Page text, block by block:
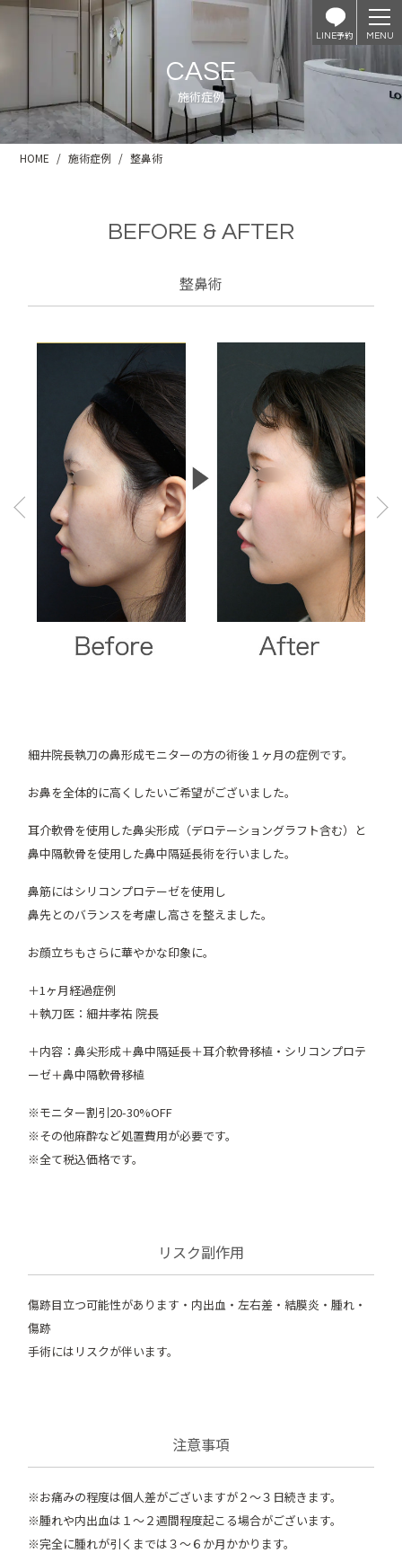
LINE予約
CASE
施術症例
HOME 施術症例 整鼻術
BEFORE & AFTER
整鼻術
Pre
vio
Ne
xt
細井院長執刀の鼻形成モニターの方の術後１ヶ月の症例です。
お鼻を全体的に高くしたいご希望がございました。
耳介軟骨を使用した鼻尖形成（デロテーショングラフト含む）と
鼻中隔軟骨を使用した鼻中隔延長術を行いました。
鼻筋にはシリコンプロテーゼを使用し
鼻先とのバランスを考慮し高さを整えました。
お顔立ちもさらに華やかな印象に。
＋1ヶ月経過症例
＋執刀医：細井孝祐 院長
＋内容：鼻尖形成＋鼻中隔延長＋耳介軟骨移植・シリコンプロテ
ーゼ＋鼻中隔軟骨移植
※モニター割引20-30%OFF
※その他麻酔など処置費用が必要です。
※全て税込価格です。
リスク副作用
傷跡目立つ可能性があります・内出血・左右差・結膜炎・腫れ・
傷跡
手術にはリスクが伴います。
注意事項
※お痛みの程度は個人差がございますが２～３日続きます。
※腫れや内出血は１～２週間程度起こる場合がございます。
※完全に腫れが引くまでは３～６か月かかります。